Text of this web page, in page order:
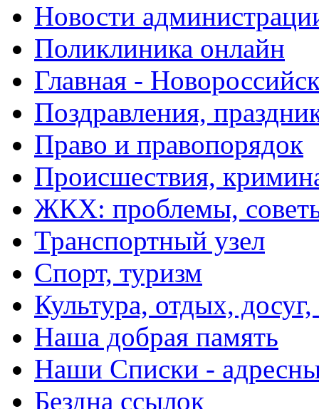
Новости
Поликлиника онлайн
Главная -
Поздравления,
Право и правопорядок
Происшествия,
ЖКХ: проблемы,
Транспортный узел
Спорт, туризм
Культура, отдых,
Наша добрая память
Наши Списки -
Бездна ссылок